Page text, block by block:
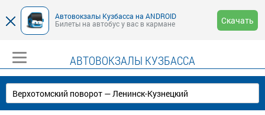
Автовокзалы Кузбасса на ANDROID
Билеты на автобус у вас в кармане
Скачать
АВТОВОКЗАЛЫ КУЗБАССА